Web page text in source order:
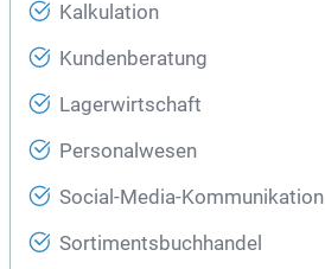
Kalkulation
Kundenberatung
Lagerwirtschaft
Personalwesen
Social-Media-Kommunikation
Sortimentsbuchhandel